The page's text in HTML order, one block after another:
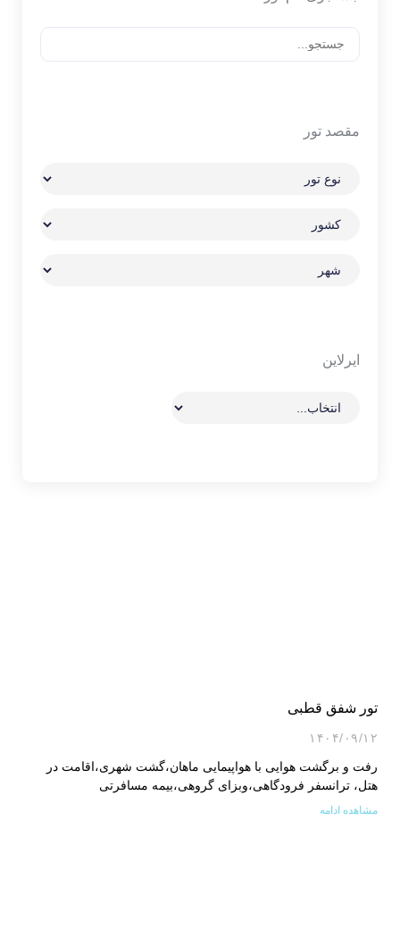
مقصد تور
ایرلاین
تور شفق قطبی
۱۴۰۴/۰۹/۱۲
رفت و برگشت هوایی با هواپیمایی ماهان،گشت شهری،اقامت در
هتل، ترانسفر فرودگاهی،وبزای گروهی،بیمه مسافرتی
مشاهده ادامه